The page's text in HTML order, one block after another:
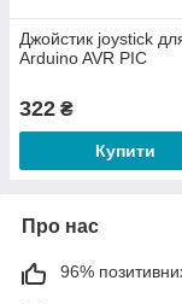
Джойстик joystick
Arduino AVR PIC
322 ₴
Купити
Про нас
96%